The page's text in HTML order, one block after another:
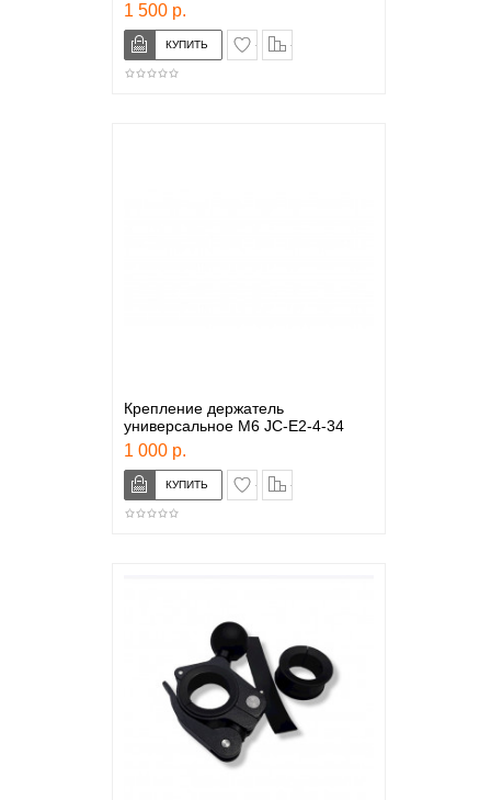
1 500 р.
в закладки
Крепление держатель
универсальное М6 JC-E2-4-34
1 000 р.
в закладки